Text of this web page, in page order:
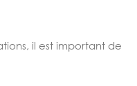
il est important de